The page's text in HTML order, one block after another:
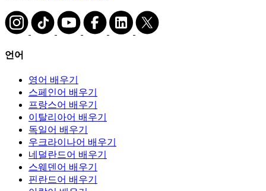
언어
영어 배우기
스페인어 배우기
프랑스어 배우기
이탈리아어 배우기
독일어 배우기
우크라이나어 배우기
네덜란드어 배우기
스웨덴어 배우기
핀란드어 배우기